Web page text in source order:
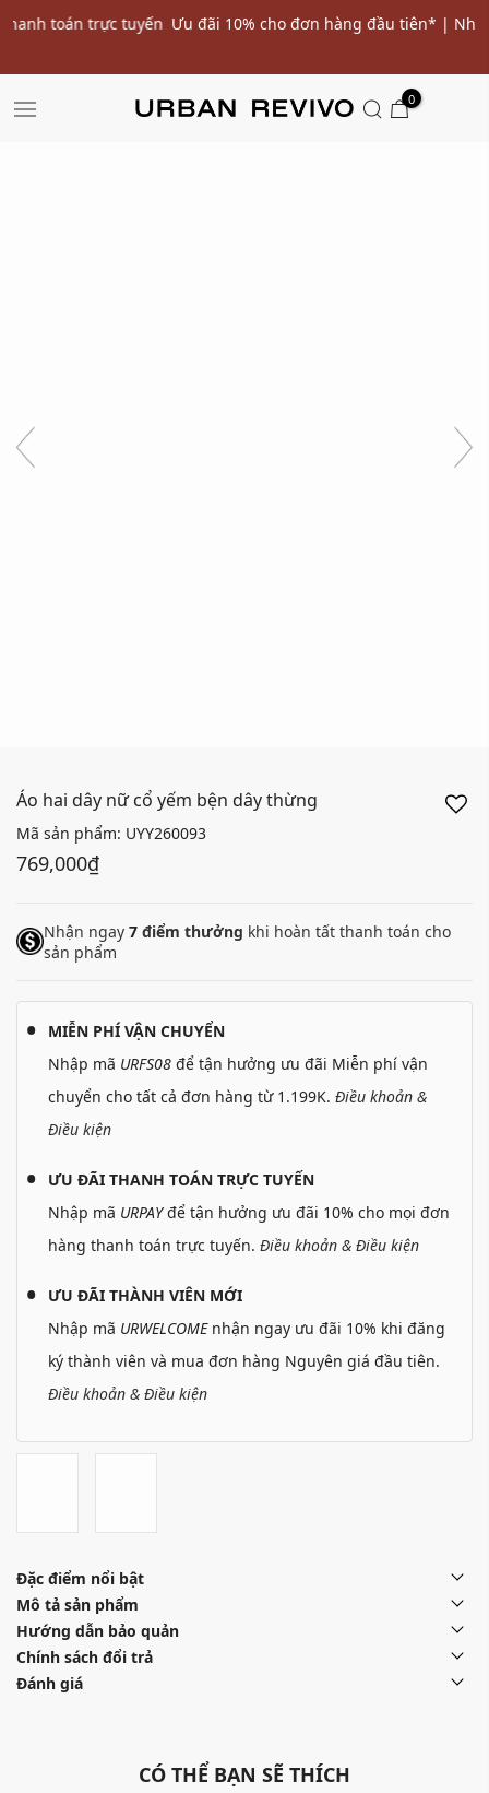
Ưu đãi 10% cho đơn hàng đầu tiên* | Nhập mã: URWELCOME
0
Áo hai dây nữ cổ yếm bện dây thừng
Mã sản phẩm: UYY260093
769,000₫
Nhận ngay 7 điểm thưởng khi hoàn tất thanh toán cho
sản phẩm
MIỄN PHÍ VẬN CHUYỂN
Nhập mã URFS08 để tận hưởng ưu đãi Miễn phí vận
chuyển cho tất cả đơn hàng từ 1.199K. Điều khoản &
Điều kiện
ƯU ĐÃI THANH TOÁN TRỰC TUYẾN
Nhập mã URPAYđể tận hưởng ưu đãi 10% cho mọi đơn
hàng thanh toán trực tuyến. Điều khoản & Điều kiện
ƯU ĐÃI THÀNH VIÊN MỚI
Nhập mã URWELCOMEnhận ngay ưu đãi 10% khi đăng
ký thành viên và mua đơn hàng Nguyên giá đầu tiên.
Điều khoản & Điều kiện
Đặc điểm nổi bật
Mô tả sản phẩm
Hướng dẫn bảo quản
Chính sách đổi trả
Đánh giá
CÓ THỂ BẠN SẼ THÍCH
SALE